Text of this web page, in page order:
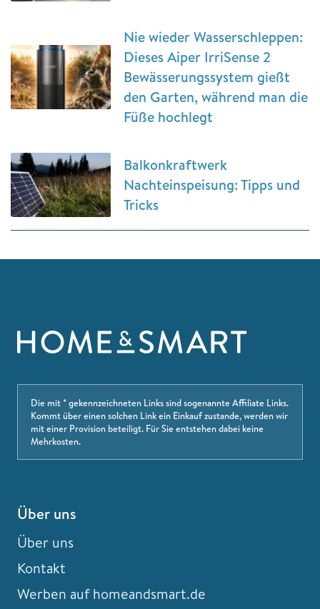
Nie wieder Wasserschleppen:
Dieses Aiper IrriSense 2
Bewässerungssystem gießt
den Garten, während man die
Füße hochlegt
Balkonkraftwerk
Nachteinspeisung: Tipps und
Tricks
Die mit * gekennzeichneten Links sind sogenannte Affiliate Links.
Kommt über einen solchen Link ein Einkauf zustande, werden wir
mit einer Provision beteiligt. Für Sie entstehen dabei keine
Mehrkosten.
Über uns
Über uns
Kontakt
Werben auf homeandsmart.de